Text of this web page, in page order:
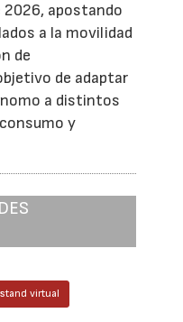
2026, apostando
a la movilidad
de
de adaptar
a distintos
y
virtual